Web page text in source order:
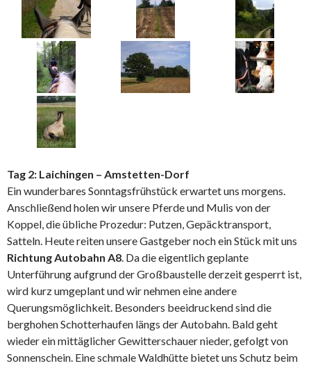
Tag 2: Laichingen – Amstetten-Dorf
Ein wunderbares Sonntagsfrühstück erwartet uns morgens.
Anschließend holen wir unsere Pferde und Mulis von der
Koppel, die übliche Prozedur: Putzen, Gepäcktransport,
Satteln. Heute reiten unsere Gastgeber noch ein Stück mit uns
Richtung Autobahn A8. Da die eigentlich geplante
Unterführung aufgrund der Großbaustelle derzeit gesperrt ist,
wird kurz umgeplant und wir nehmen eine andere
Querungsmöglichkeit. Besonders beeidruckend sind die
berghohen Schotterhaufen längs der Autobahn. Bald geht
wieder ein mittäglicher Gewitterschauer nieder, gefolgt von
Sonnenschein. Eine schmale Waldhütte bietet uns Schutz beim